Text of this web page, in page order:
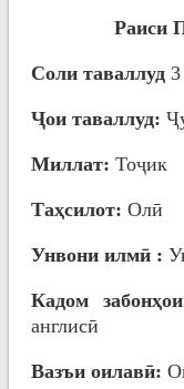
Раиси
Соли таваллуд3
Ҷои таваллуд:
Миллат: Тоҷик
Таҳсилот: Олӣ
Унвони илмӣ :
Кадом
англисӣ
Вазъи оилавӣ: